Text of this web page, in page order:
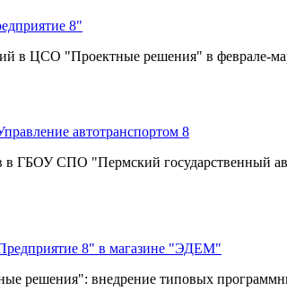
8"
в ЦСО "Проектные решения" в феврале-
автотранспортом 8
в ГБОУ СПО "Пермский государственный
8" в магазине "ЭДЕМ"
решения": внедрение типовых